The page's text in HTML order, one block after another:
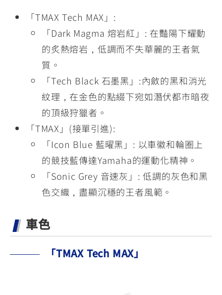
「TMAX Tech MAX」:
「Dark Magma 熔岩紅」: 在豔陽下耀動
的炙熱熔岩，低調而不失華麗的王者氣
質。
「Tech Black 石墨黑」:內斂的黑和消光
紋理，在金色的點綴下宛如潛伏都市暗夜
的頂級狩獵者。
「TMAX」(接單引進):
「Icon Blue 藍曜黑」: 以車徽和輪圈上
的競技藍傳達Yamaha的運動化精神。
「Sonic Grey 音速灰」: 低調的灰色和黑
色交織，盡顯沉穩的王者風範。
車色
「TMAX Tech MAX」